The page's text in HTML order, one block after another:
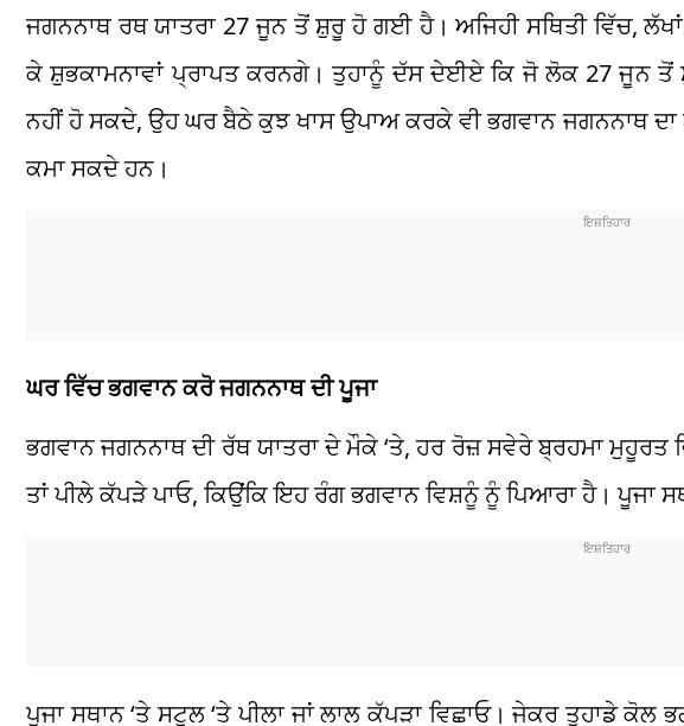
ਜਗਨਨਾਥ ਰਥ ਯਾਤਰਾ 27 ਜੂਨ ਤੋਂ ਸ਼ੁਰੂ ਹੋ ਗਈ ਹੈ। ਅਜਿਹੀ ਸਥਿਤੀ ਵਿੱਚ,
ਕੇ ਸ਼ੁਭਕਾਮਨਾਵਾਂ ਪ੍ਰਾਪਤ ਕਰਨਗੇ। ਤੁਹਾਨੂੰ ਦੱਸ ਦੇਈਏ ਕਿ ਜੋ ਲੋਕ 27 ਜੂਨ ਤੋਂ
ਨਹੀਂ ਹੋ ਸਕਦੇ, ਉਹ ਘਰ ਬੈਠੇ ਕੁਝ ਖਾਸ ਉਪਾਅ ਕਰਕੇ ਵੀ ਭਗਵਾਨ ਜਗਨਨਾਥ
ਕਮਾ ਸਕਦੇ ਹਨ।
ਘਰ ਵਿੱਚ ਭਗਵਾਨ ਕਰੋ ਜਗਨਨਾਥ ਦੀ ਪੂਜਾ
ਭਗਵਾਨ ਜਗਨਨਾਥ ਦੀ ਰੱਥ ਯਾਤਰਾ ਦੇ ਮੌਕੇ ‘ਤੇ, ਹਰ ਰੋਜ਼ ਸਵੇਰੇ ਬ੍ਰਹਮਾ
ਤਾਂ ਪੀਲੇ ਕੱਪੜੇ ਪਾਓ, ਕਿਉਂਕਿ ਇਹ ਰੰਗ ਭਗਵਾਨ ਵਿਸ਼ਨੂੰ ਨੂੰ ਪਿਆਰਾ ਹੈ। ਪੂਜਾ
ਪੂਜਾ ਸਥਾਨ ‘ਤੇ ਸਟੂਲ ‘ਤੇ ਪੀਲਾ ਜਾਂ ਲਾਲ ਕੱਪੜਾ ਵਿਛਾਓ। ਜੇਕਰ ਤੁਹਾਡੇ